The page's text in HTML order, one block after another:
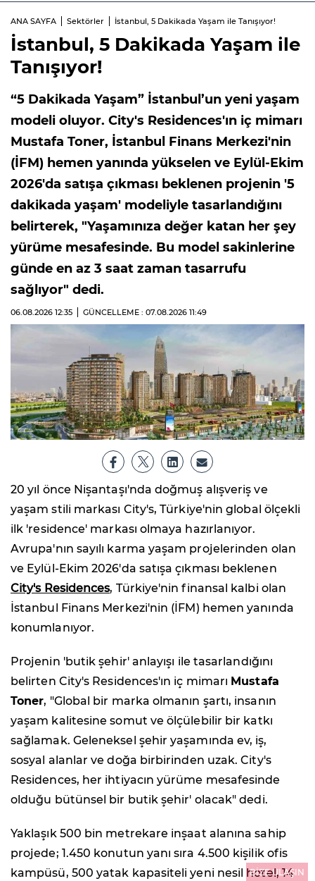
ANA SAYFA Sektörler İstanbul, 5 Dakikada Yaşam ile Tanışıyor!
İstanbul, 5 Dakikada Yaşam ile
Tanışıyor!
“5 Dakikada Yaşam” İstanbul’un yeni yaşam
modeli oluyor. City's Residences'ın iç mimarı
Mustafa Toner, İstanbul Finans Merkezi'nin
(İFM) hemen yanında yükselen ve Eylül-Ekim
2026'da satışa çıkması beklenen projenin '5
dakikada yaşam' modeliyle tasarlandığını
belirterek, "Yaşamınıza değer katan her şey
yürüme mesafesinde. Bu model sakinlerine
günde en az 3 saat zaman tasarrufu
sağlıyor" dedi.
06.08.2026 12:35 GÜNCELLEME : 07.08.2026 11:49
20 yıl önce Nişantaşı'nda doğmuş alışveriş ve
yaşam stili markası City's, Türkiye'nin global ölçekli
ilk 'residence' markası olmaya hazırlanıyor.
Avrupa'nın sayılı karma yaşam projelerinden olan
ve Eylül-Ekim 2026'da satışa çıkması beklenen
City's Residences, Türkiye'nin finansal kalbi olan
İstanbul Finans Merkezi'nin (İFM) hemen yanında
konumlanıyor.
Projenin 'butik şehir' anlayışı ile tasarlandığını
belirten City's Residences'ın iç mimarı Mustafa
Toner, "Global bir marka olmanın şartı, insanın
yaşam kalitesine somut ve ölçülebilir bir katkı
sağlamak. Geleneksel şehir yaşamında ev, iş,
sosyal alanlar ve doğa birbirinden uzak. City's
Residences, her ihtiyacın yürüme mesafesinde
olduğu bütünsel bir butik şehir' olacak" dedi.
Yaklaşık 500 bin metrekare inşaat alanına sahip
projede; 1.450 konutun yanı sıra 4.500 kişilik ofis
kampüsü, 500 yatak kapasiteli yeni nesil hotel, 14
BİZE ULAŞIN